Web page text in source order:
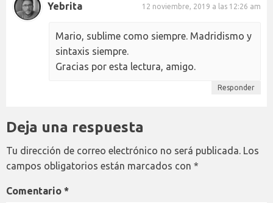
Yebrita 12 noviembre, 2019 a las 12:26 am
Mario, sublime como siempre. Madridismo y
sintaxis siempre.
Gracias por esta lectura, amigo.
Responder
Deja una respuesta
Tu dirección de correo electrónico no será publicada. Los
campos obligatorios están marcados con *
Comentario *